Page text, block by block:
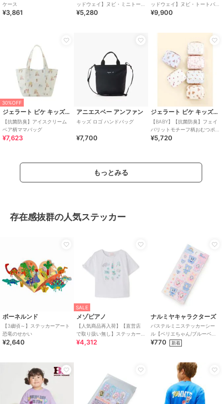
ケース
¥3,861
ッドウェイ】ヌビ・ミニトー
トバッグ
¥5,280
ッドウェイ】ヌビ・トートバ
ッグ/ドット/グレー
¥9,900
30%OFF
ジェラート ピケ キッズ＆ベビー
【抗菌防臭】アイスクリーム
ベア柄ママバッグ
¥7,623
アニエスベー アンファン
キッズ ロゴ ハンドバッグ
¥7,700
ジェラート ピケ キッズ＆ベビー
【BABY】【抗菌防臭】フェイ
バリットモチーフ柄おむつポ
ーチ
¥5,720
もっとみる
存在感抜群の人気ステッカー
ボーネルンド
【3歳頃～】ステッカーアート
恐竜のせかい
¥2,640
SALE
メゾピアノ
【人気商品再入荷】【直営店
で取り扱い無し】ステッカー
アップリケ 半袖Tシャツ
¥4,312
ナルミヤキャラクターズ
パステルミニステッカーシー
ル【ベリエちゃん/ブルーベリ
エちゃん/デビリーちゃん/ナカ
¥770 新着